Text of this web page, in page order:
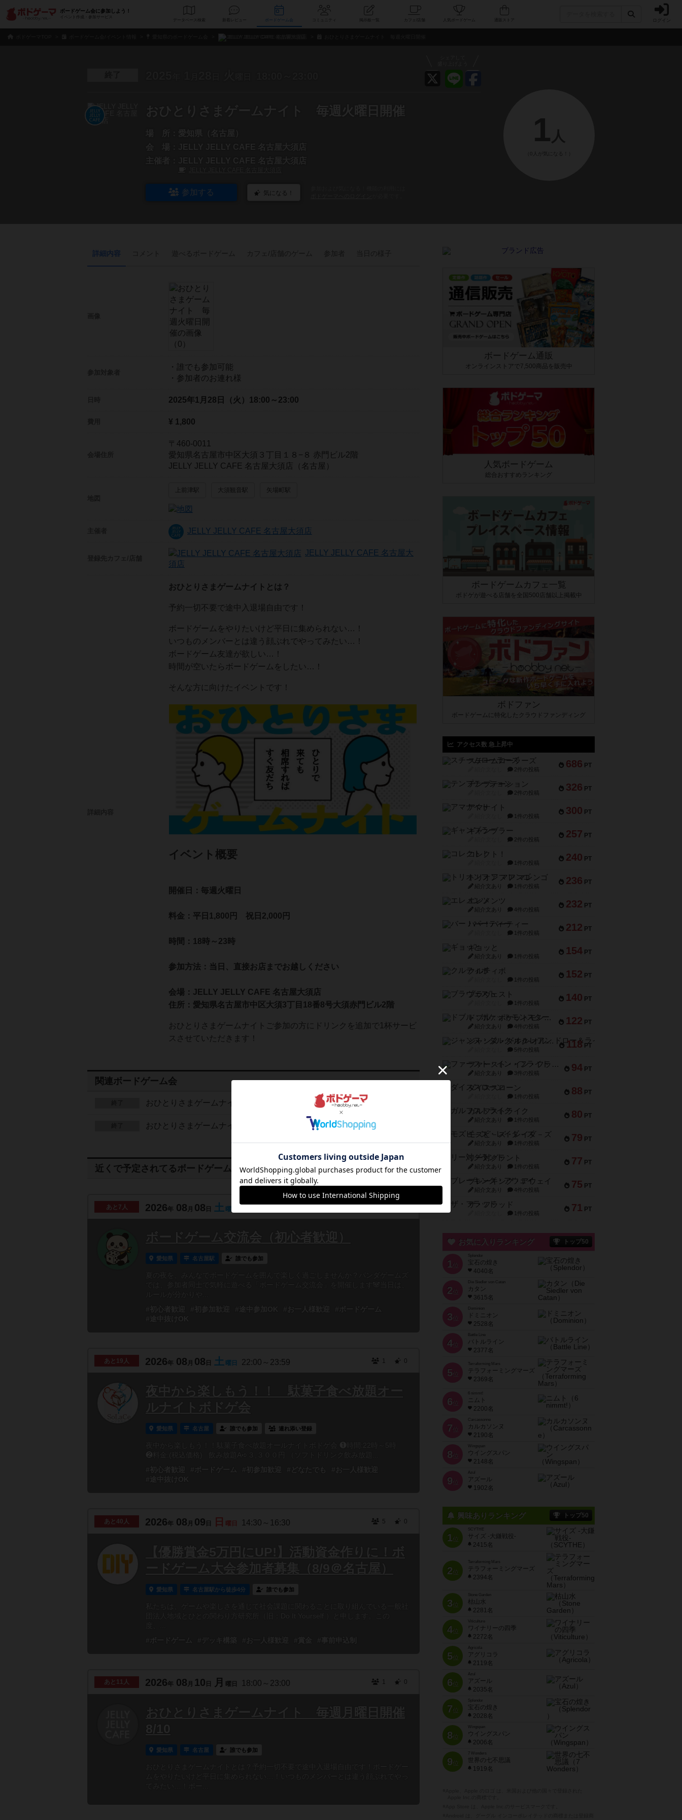
ボードゲーム会に参加しよう！
イベント作成・参加サービス
データベース 新着レビュー コミュニティ 人気ボードゲーム ログイン
おひとりさまゲームナイト 毎週火曜日開催
場 所：
愛知県（名古屋）
会 場：
JELLY JELLY CAFE 名古屋大須店
主催者：
JELLY JELLY CAFE 名古屋大須店
参加する 気になる！
1 人
（0人が気になる！）
詳細内容
・誰でも参加可能
・参加者のお連れ様
2025年1月28日（火） 18:00～23:00
¥ 1,800
〒460-0011
愛知県名古屋市中区大須３丁目１８−８ 赤門ビル2階
JELLY JELLY CAFE 名古屋大須店（名古屋）
上前津駅 大須観音駅 矢場町駅
JELLY JELLY CAFE 名古屋大須店
JELLY JELLY CAFE 名古屋大
須店
おひとりさまゲームナイトとは？
予約一切不要で途中入退場自由です！
ボードゲームをやりたいけど平日に集められない…！
いつものメンバーとは違う顔ぶれでやってみたい…！
ボードゲーム友達が欲しい…！
時間が空いたらボードゲームをしたい…！
そんな方に向けたイベントです！
イベント概要
開催日：毎週火曜日
料金：平日1,800円 祝日2,000円
時間：18時～23時
参加方法：当日、直接お店までお越しください
会場：JELLY JELLY CAFE 名古屋大須店
住所：愛知県名古屋市中区大須3丁目18番8号大須赤門ビル2階
おひとりさまゲームナイトご参加の方にドリンクを追加で1杯サービ
スさせていただきます！
関連ボードゲーム会
おひとりさまゲームナイト 毎週火曜日開催 2024年4月23日 火曜日
おひとりさまゲームナイト 毎週火曜日開催 2025年1月21日 火曜日
近くで予定されてるボードゲーム会
あと 7人 2026年 08 月 08 土 曜日 5 0
ボードゲーム交流会（初心者歓迎）
愛知県 名古屋駅 誰でも参加
#初心者歓迎
#初参加歓迎 #途中参加OK #お一人様歓迎
#ボードゲーム
#途中抜けOK
あと 19人 2026年 08 月 08 土 曜日 22:00～23:59 1 0
夜中から楽しもう！！ 駄菓子食べ放題オー
ルナイトボドゲ会
愛知県 名古屋 誰でも参加 連れ添い登録
❷料金:(税込価格) 飲み放題A➪３,３００円 （ソフトドリンク飲み放題...
#初心者歓迎
#ボードゲーム #初参加歓迎 #どなたでも
#お一人様歓迎
#途中抜けOK
あと 40人 2026年 08 月 09 日 曜日 14:30～16:30 5 0
【優勝賞金5万円にUP!】活動資金作りに！ボ
ードゲーム大会参加者募集（8/9＠名古屋）
愛知県 名古屋駅から徒歩4分 誰でも参加
#ボードゲーム
#デッキ構築 #お一人様歓迎 #賞金 #事前申込制
あと 11人 2026年 08 月 10 月 曜日 18:00～23:00 1 0
おひとりさまゲームナイト 毎週月曜日開催
愛知県 名古屋 誰でも参加
ボードゲーム通販
オンラインストアで7,500商品を販売中
人気ボードゲーム
総合おすすめランキング
ボードゲームカフェ一覧
ボドゲが遊べる店舗を全国500店舗以上掲載中
ボドファン
ボードゲームに特化したクラウドファンディング
アクセス数 急上昇中
686 PT
スチームローラーズ
2件の投稿
326 PT
テンプテーション
2件の投稿
300 PT
アマナイト
1件の投稿
257 PT
ギャンブラー
2件の投稿
240 PT
コレクト！
1件の投稿
236 PT
トリオンフ ア マレンゴ
紹介文あり 1件の投稿
232 PT
エレメンツ
紹介文あり 4件の投稿
212 PT
バー！パーティー
1件の投稿
154 PT
ギョッと
紹介文あり 1件の投稿
152 PT
クルティボ
1件の投稿
140 PT
ブラヴェスト
1件の投稿
122 PT
ドブル：ポケットモンスター
紹介文あり 4件の投稿
118 PT
ジャンヌ・ダルク-オルレアン ドロー＆ライト
5件の投稿
94 PT
ファースト・イン・フライト
紹介文あり 3件の投稿
88 PT
ダイススローン
1件の投稿
80 PT
ガルフストライク
紹介文あり 1件の投稿
79 PT
モズビ－ズ・レイダ－ズ
紹介文あり 1件の投稿
77 PT
リー対グラント
紹介文あり 1件の投稿
75 PT
ブレーキング・アウェイ
紹介文あり 4件の投稿
71 PT
ザ・フラッド
1件の投稿
お気に入りランキング トップ50
1 位
宝石の煌き
4040名
2 位
Die Siedler von Catan
カタン
3615名
3 位
ドミニオン
2528名
4位
Battle Line
バトルライン
2377名
5 位
Terraforming Mars
テラフォーミングマーズ
2369名
6 位
ニムト
2200名
7 位
Carcassonne
カルカソンヌ
2190名
8 位
Wingspan
ウイングスパン
2148名
9 位
Azul
アズール
1902名
興味ありランキング トップ50
1位
SCYTHE
サイズ -大鎌戦役-
2415名
2位
Terraforming Mars
テラフォーミングマーズ
2394名
3位
Stone Garden
枯山水
2281名
4位
Viticulture
ワイナリーの四季
2272名
5位
Agricola
アグリコラ
2119名
6位
Azul
アズール
2035名
7位
宝石の煌き
2028名
8位
Wingspan
ウイングスパン
2006名
9位
7 Wonders
世界の七不思議
1919名